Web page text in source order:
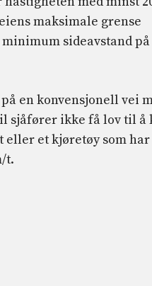
maksimale grense
sideavstand på
en konvensjonell vei
sjåfører ikke få lov til å
eller et kjøretøy som
t.